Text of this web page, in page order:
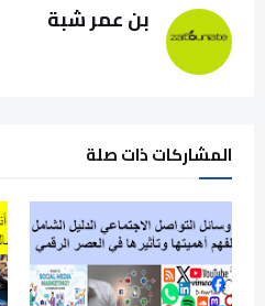
بن عمر شبة
المشاركات ذات صلة